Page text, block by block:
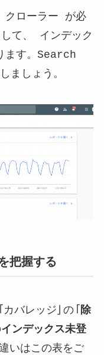
クローラー が必
て、 インデック
ます。Search
ましょう。
把握する
レッジ」の「
除
インデックス未登
いはこの表をご